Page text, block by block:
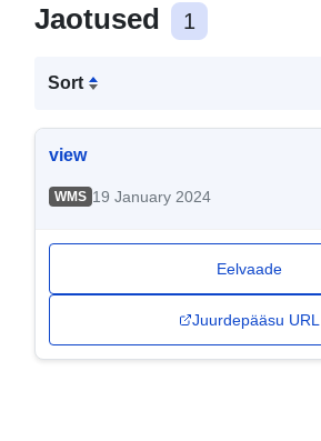
Jaotused 1
Sort
view
WMS 19 January 2024
Eelvaade
Juurdepääsu URL